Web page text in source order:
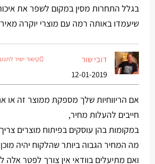
בגלל התחרות מסין במקום לשפר את
שיעמדו באותה רמה עם מוצרי יוקרה
דובי שור
12-01-2019
קישור ישיר
אם הריווחיות שלך מספקת ממוצר זה או
חייבים להעלות מחיר,
במקומות בהן עוסקים בפיתוח מוצרים
מה המחיר הגבוה ביותר שהלקוח יהיה
ואם מתיעלים בוודאי אין צורך לפטר אלה